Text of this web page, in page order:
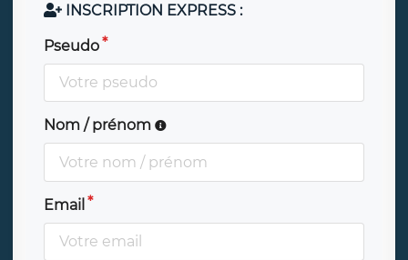
INSCRIPTION EXPRESS :
Pseudo
Nom / prénom
Email